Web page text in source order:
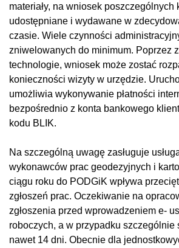
materiały, na wniosek poszczególnych
udostępniane i wydawane w
czasie. Wiele czynności
zniwelowanych do minimum. Poprzez
technologie, wniosek może zostać
konieczności wizyty w urzędzie.
umożliwia wykonywanie płatności
bezpośrednio z konta bankowego
kodu BLIK.
Na szczególną uwagę zasługuje
wykonawców prac geodezyjnych i
ciągu roku do PODGiK wpływa
zgłoszeń prac. Oczekiwanie na
zgłoszenia przed wprowadzeniem e-
roboczych, a w przypadku szczególnie
nawet 14 dni. Obecnie dla